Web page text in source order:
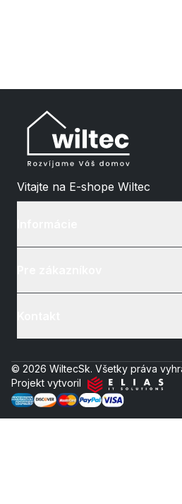
Vitajte na E-shope Wiltec
© 2026 WiltecSk. Všetky práva
Projekt vytvoril